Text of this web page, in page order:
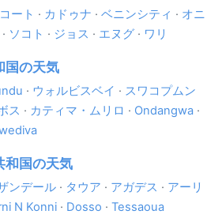
ート · カドゥナ · ベニンシティ · オニ
· ソコト · ジョス · エヌグ · ワリ
の天気
· ウォルビスベイ · スワコプムン
ス · カティマ・ムリロ · Ondangwa ·
国の天気
ンデール · タウア · アガデス · アーリ
N Konni · Dosso · Tessaoua